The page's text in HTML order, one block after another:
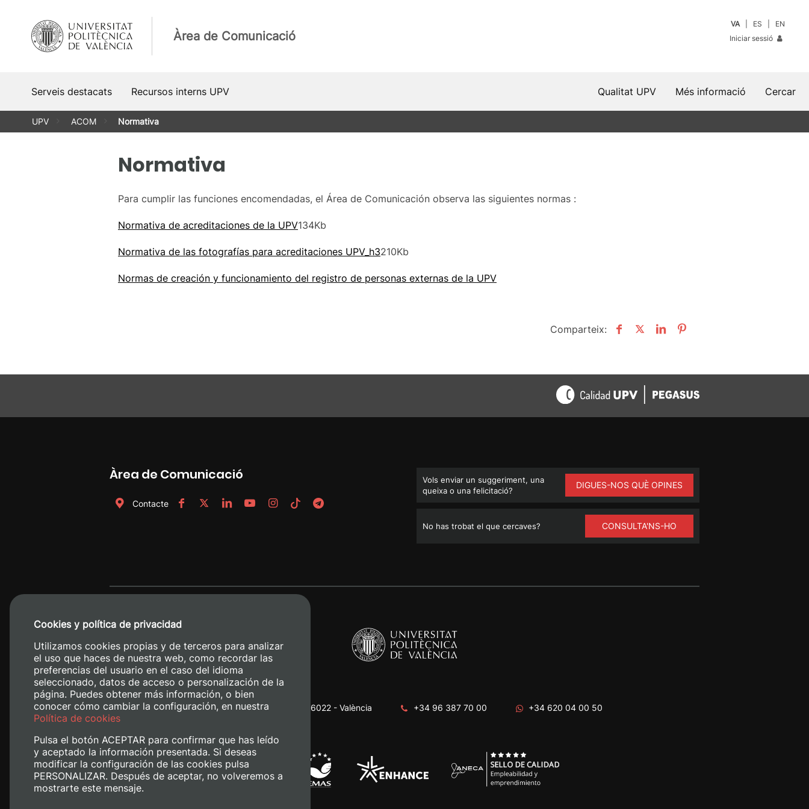
contingut
Àrea de Comunicació
VA ES
EN
Iniciar sessió
Serveis destacats Recursos interns UPV Cercar
Més informació
Qualitat UPV
UPV ACOM Normativa
Normativa
Para cumplir las funciones encomendadas, el Área de Comunicación observa las siguientes normas :
Normativa de acreditaciones de la UPV134Kb
Normativa de las fotografías para acreditaciones UPV_h3210Kb
Normas de creación y funcionamiento del registro de personas externas de la UPV
Comparteix:
Àrea de Comunicació
Contacte
Vols enviar un suggeriment, una
queixa o una felicitació?
DIGUES-NOS QUÈ OPINES
No has trobat el que cercaves? CONSULTA'NS-HO
Camino de Vera, s/n. 46022 - València +34 96 387 70 00 +34 620 04 00 50
Cookies y política de privacidad
Utilizamos cookies propias y de terceros para analizar
el uso que haces de nuestra web, como recordar las
preferencias del usuario en el caso del idioma
seleccionado, datos de acceso o personalización de la
página. Puedes obtener más información, o bien
conocer cómo cambiar la configuración, en nuestra
Política de cookies
Pulsa el botón ACEPTAR para confirmar que has leído
y aceptado la información presentada. Si deseas
modificar la configuración de las cookies pulsa
PERSONALIZAR. Después de aceptar, no volveremos a
mostrarte este mensaje.